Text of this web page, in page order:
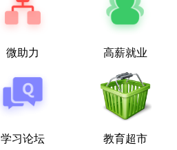
微助力 高薪就业
学习论坛 教育超市